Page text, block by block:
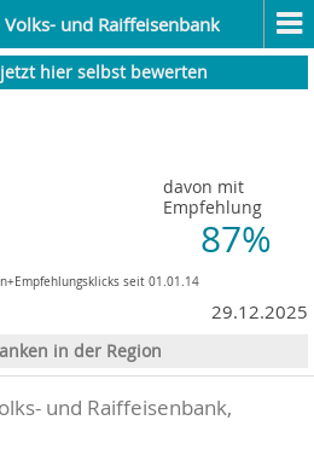
und Raiffeisenbank
jetzt hier selbst bewerten
davon mit
Empfehlung
87%
seit 01.01.14
29.12.2025
in der Region
und Raiffeisenbank,